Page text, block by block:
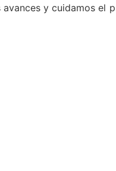
y cuidamos el